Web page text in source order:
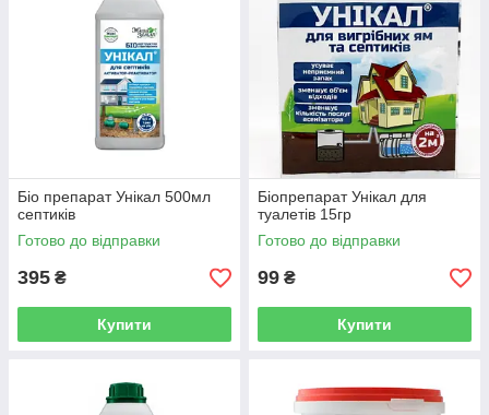
Біо препарат Унікал 500мл
септиків
Готово до відправки
395 ₴
Купити
Біопрепарат Унікал для
туалетів 15гр
Готово до відправки
99 ₴
Купити